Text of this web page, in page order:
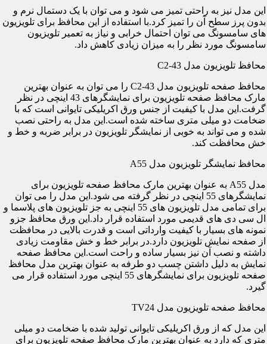
این مدل نیز به راحتی تمیز می شود و می توان با یک دستمال نرم و
بدون پرز سطح آن را تمیز کرد.با استفاده از این محافظ برای تلویزیون
های سامسونگ می توان احتمال خرابی و نیاز به تعمیر تلویزیون
سامسونگ مورد نظر را به میزان زیادی کاهش داد.
محافظ تلویزیون مدل C2-43
محافظ صفحه تلویزیون مدل C2-43 را می توان به عنوان بهترین
مارک محافظ صفحه تلویزیون برای نمایشگرهای 43 اینچی در نظر
گرفت.این مدل با کیفیت از جنس ورق اکریلیکی تایوانی است که با
ضخامت دو میلی متری ساخته شده است.این مدل به راحتی نصب
شده و می تواند به خوبی از نمایشگر تلویزیون در برابر ضربه و خط و
خش محافظت کند.
محافظ نمایشگر تلویزیون مدل A55
مدل A55 به عنوان بهترین مارک محافظ صفحه تلویزیون برای
نمایشگرهای 55 اینچی در نظر گرفته می شود.این مدل را می توان
برای تمامی مدل تلویزیون های 55 اینچی به جز تلویزیون های پلاسما و
ال سی دی های قدیمی مورد استفاده قرار داد.این ورق محافظ جزو
نمونه های بسیار با کیفیت وارداتی است و قدرت بالایی در محافظت
از صفحه نمایش تلویزیون دارد.در برابر خط و خش مقاومت زیادی
داشته و نصب آن نیز بسیار ساده و راحت است.این محافظ صفحه
نمایش به دلیل داشتن چسب دو طرفه به عنوان بهترین مدل محافظ
صفحه تلویزیون برای نمایشگرهای 55 اینچی مورد استفاده قرار می
گیرد.
محافظ صفحه تلویزیون مدل TV24
این مدل که از ورق اکریلیکی تایوانی تولید شده با ضخامت دو میلی
متری که دارد به عنوان بهترین مارک محافظ صفحه تلویزیون برای